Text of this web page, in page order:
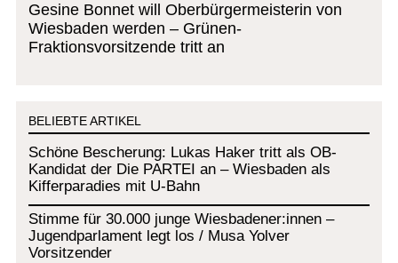
Gesine Bonnet will Oberbürgermeisterin von
Wiesbaden werden – Grünen-
Fraktionsvorsitzende tritt an
BELIEBTE ARTIKEL
Schöne Bescherung: Lukas Haker tritt als OB-
Kandidat der Die PARTEI an – Wiesbaden als
Kifferparadies mit U-Bahn
Stimme für 30.000 junge Wiesbadener:innen –
Jugendparlament legt los / Musa Yolver
Vorsitzender